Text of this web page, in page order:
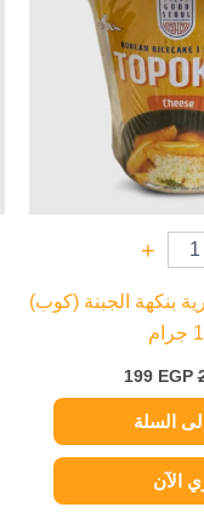
+
بنكهة الجبنة (كوب)
199 EGP
السلة
الآن